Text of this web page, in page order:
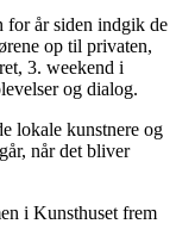
for år siden indgik de
op til privaten,
3. weekend i
og dialog.
lokale kunstnere og
når det bliver
i Kunsthuset frem